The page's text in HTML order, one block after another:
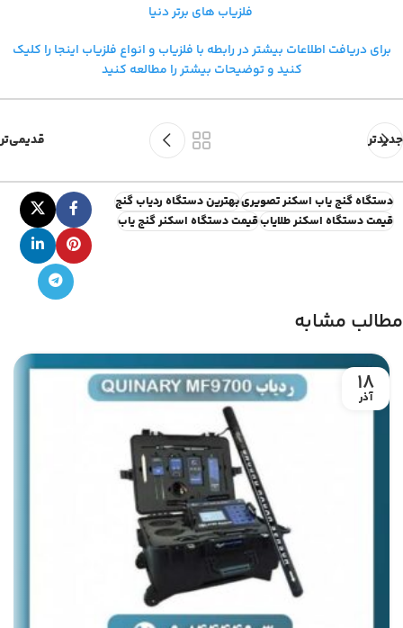
فلزیاب های برتر دنیا
برای دریافت اطلاعات بیشتر در رابطه با فلزیاب و انواع فلزیاب اینجا را کلیک
کنید و توضیحات بیشتر را مطالعه کنید
جدیدتر قدیمی‌تر
دستگاه گنج یاب اسکنر تصویریبهترین دستگاه ردیاب گنج
قیمت دستگاه اسکنر طلایابقیمت دستگاه اسکنر گنج یاب
مطالب مشابه
18
آذر